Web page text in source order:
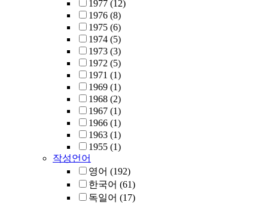
1977 (12)
1976 (8)
1975 (6)
1974 (5)
1973 (3)
1972 (5)
1971 (1)
1969 (1)
1968 (2)
1967 (1)
1966 (1)
1963 (1)
1955 (1)
작성언어
영어 (192)
한국어 (61)
독일어 (17)